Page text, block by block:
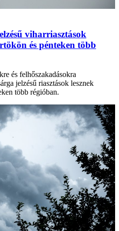
viharriasztások
és pénteken több
és felhőszakadásokra
jelzésű riasztások lesznek
több régióban.